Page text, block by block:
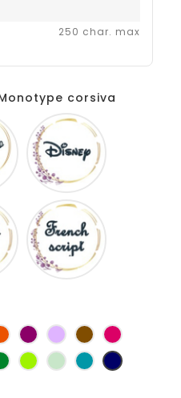
250 char. max
Monotype corsiva
Amarillo
French
script
OrangePruneLilasMarronFuchsia
Vert
bouteille
Anis
Vert
d'eau
Turquoise
Marine